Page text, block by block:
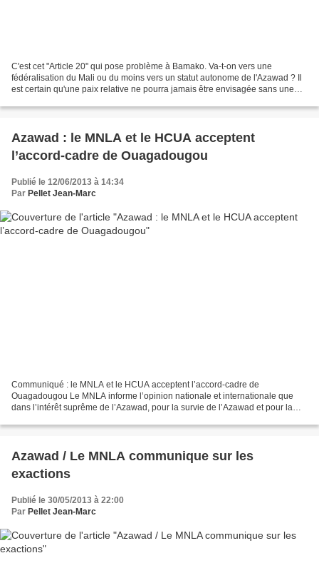
C'est cet "Article 20" qui pose problème à Bamako. Va-t-on vers une
fédéralisation du Mali ou du moins vers un statut autonome de l'Azawad ? Il
est certain qu'une paix relative ne pourra jamais être envisagée sans une
Azawad : le MNLA et le HCUA acceptent
l’accord-cadre de Ouagadougou
Publié le 12/06/2013 à 14:34
Par Pellet Jean-Marc
Communiqué : le MNLA et le HCUA acceptent l’accord-cadre de
Ouagadougou Le MNLA informe l’opinion nationale et internationale que
dans l’intérêt suprême de l’Azawad, pour la survie de l’Azawad et pour la
Azawad / Le MNLA communique sur les
exactions
Publié le 30/05/2013 à 22:00
Par Pellet Jean-Marc